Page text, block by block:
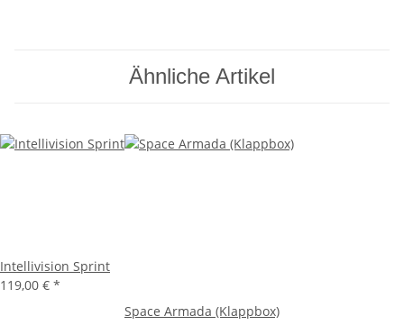
Ähnliche Artikel
Intellivision Sprint
119,00 € *
Space Armada (Klappbox)